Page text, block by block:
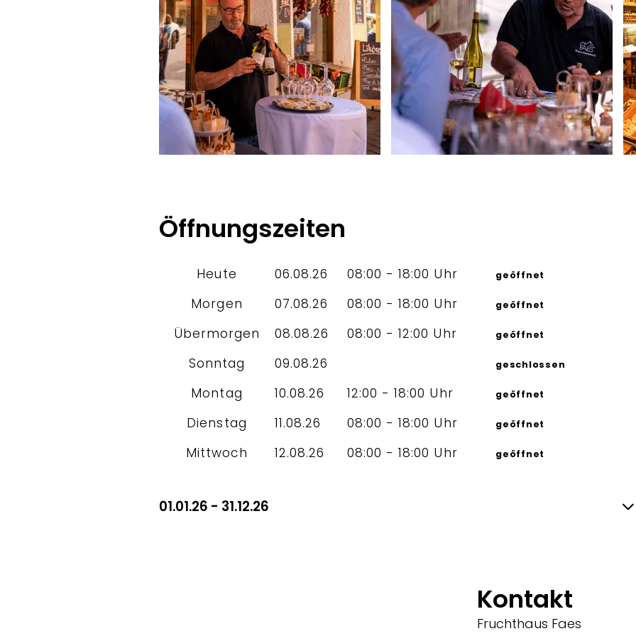
Öffnungszeiten
Heute 06.08.26 08:00 - 18:00 Uhr geöffnet
Morgen 07.08.26 08:00 - 18:00 Uhr geöffnet
Übermorgen 08.08.26 08:00 - 12:00 Uhr geöffnet
Sonntag 09.08.26 geschlossen
Montag 10.08.26 12:00 - 18:00 Uhr geöffnet
Dienstag 11.08.26 08:00 - 18:00 Uhr geöffnet
Mittwoch 12.08.26 08:00 - 18:00 Uhr geöffnet
01.01.26 - 31.12.26
Kontakt
Fruchthaus Faes